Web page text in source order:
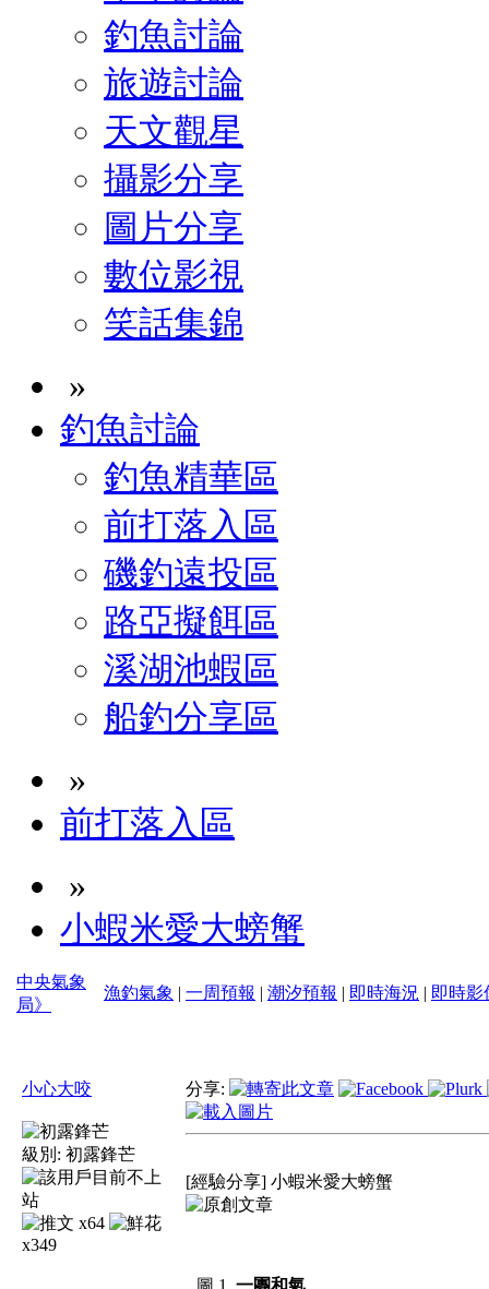
釣魚討論
旅遊討論
天文觀星
攝影分享
圖片分享
數位影視
笑話集錦
»
釣魚討論
釣魚精華區
前打落入區
磯釣遠投區
路亞擬餌區
溪湖池蝦區
船釣分享區
»
前打落入區
»
小蝦米愛大螃蟹
中央氣象
局》
漁釣氣象 | 一周預報 | 潮汐預報 | 即時海況 | 即時影
小心大咬
級別: 初露鋒芒
x64
x349
分享:
[經驗分享] 小蝦米愛大螃蟹
圖 1. 一團和氣